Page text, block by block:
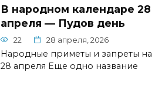
В народном календаре 28
апреля — Пудов день
22 28 апреля, 2026
Народные приметы и запреты на
28 апреля Еще одно название